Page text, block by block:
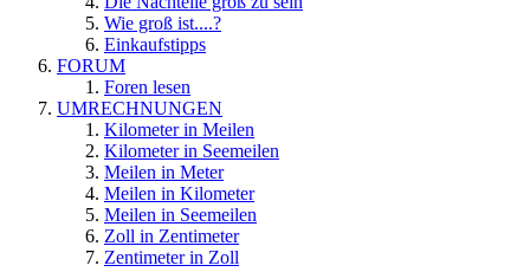
Wie groß ist....?
Einkaufstipps
FORUM
Foren lesen
UMRECHNUNGEN
Kilometer in Meilen
Kilometer in Seemeilen
Meilen in Meter
Meilen in Kilometer
Meilen in Seemeilen
Zoll in Zentimeter
Zentimeter in Zoll